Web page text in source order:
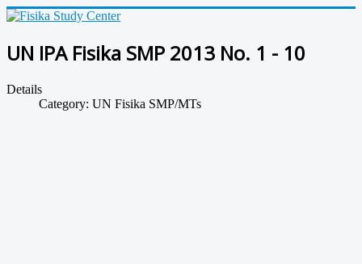
UN IPA Fisika SMP 2013 No. 1 - 10
Details
Category: UN Fisika SMP/MTs